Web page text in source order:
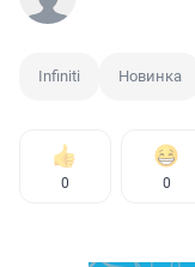
Infiniti Новинка
0 0